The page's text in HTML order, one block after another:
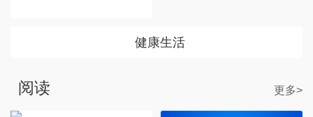
健康生活
阅读 更多>